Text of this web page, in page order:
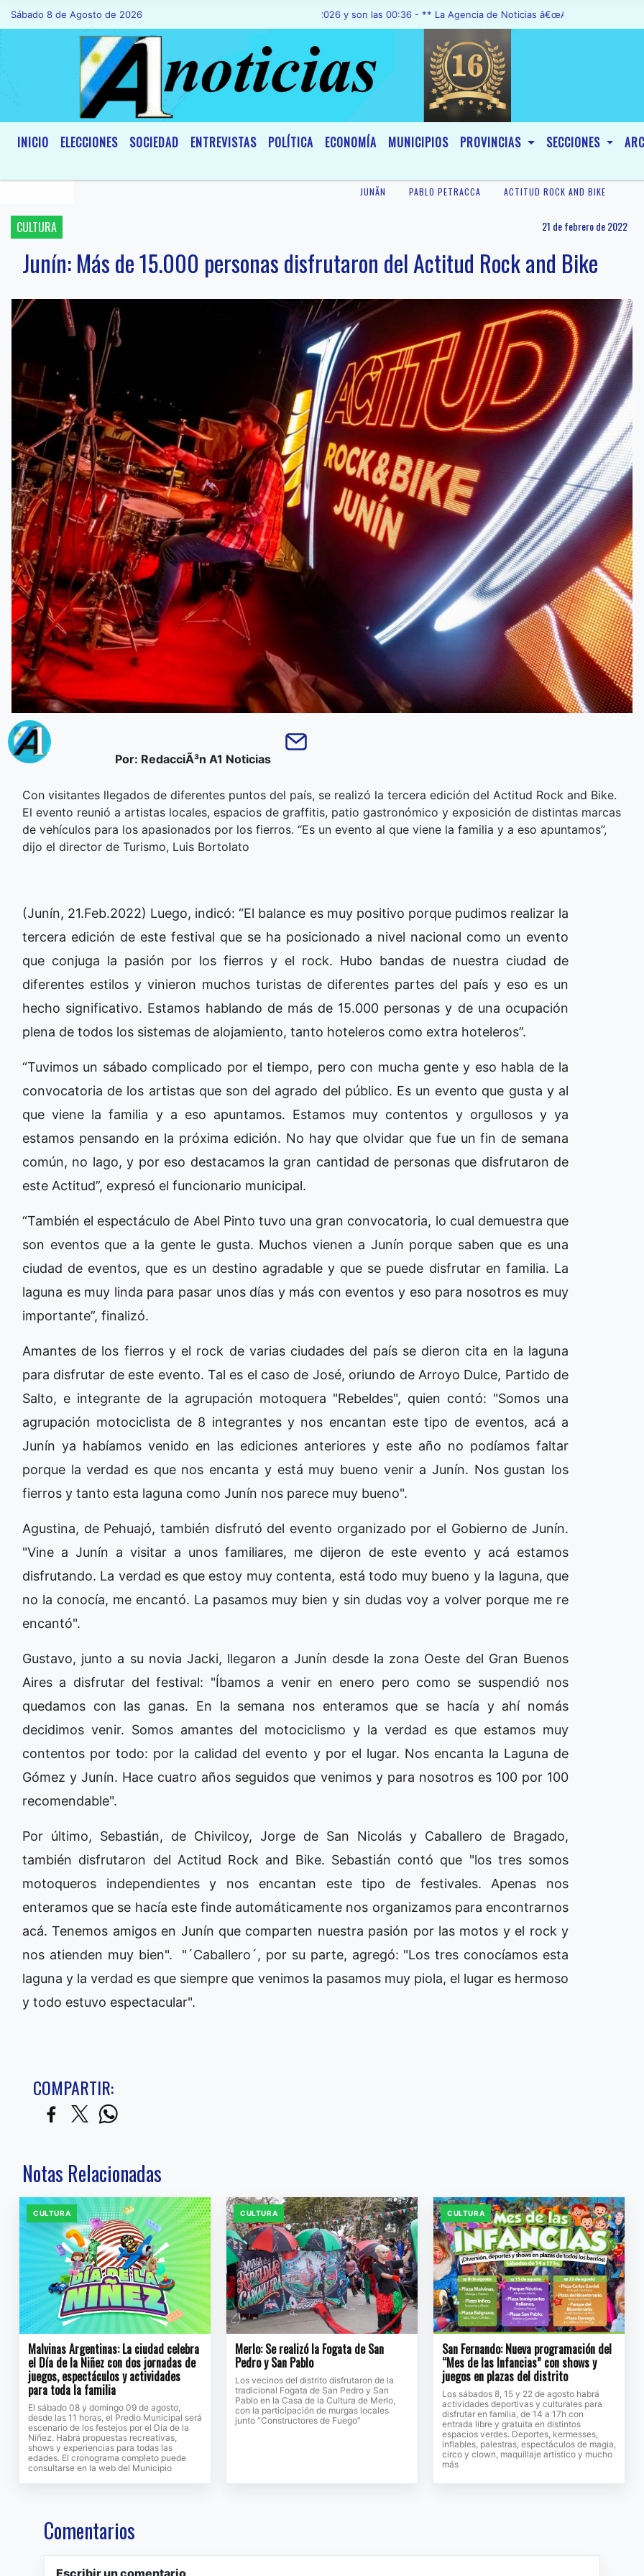
Sábado 8 de Agosto de 2026Hoy es Sábado 8 de Agosto de 2026 y son las 00:36 - ** La Agencia de Noticias â€œA1 Noticiasâ€, fue
INICIO ELECCIONES SOCIEDAD ENTREVISTAS POLÍTICA ECONOMÍA MUNICIPIOS PROVINCIAS SECCIONES
JUNÃ­N PABLO PETRACCA ACTITUD ROCK AND BIKE
CULTURA 21 de febrero de 2022
Junín: Más de 15.000 personas disfrutaron del Actitud Rock and Bike
Por: RedacciÃ³n A1 Noticias
Con visitantes llegados de diferentes puntos del país, se realizó la tercera edición del Actitud Rock and Bike.
El evento reunió a artistas locales, espacios de graffitis, patio gastronómico y exposición de distintas marcas
de vehículos para los apasionados por los fierros. “Es un evento al que viene la familia y a eso apuntamos”,
dijo el director de Turismo, Luis Bortolato
(Junín, 21.Feb.2022) Luego, indicó: “El balance es muy positivo porque pudimos realizar la
tercera edición de este festival que se ha posicionado a nivel nacional como un evento
que conjuga la pasión por los fierros y el rock. Hubo bandas de nuestra ciudad de
diferentes estilos y vinieron muchos turistas de diferentes partes del país y eso es un
hecho significativo. Estamos hablando de más de 15.000 personas y de una ocupación
plena de todos los sistemas de alojamiento, tanto hoteleros como extra hoteleros”.
“Tuvimos un sábado complicado por el tiempo, pero con mucha gente y eso habla de la
convocatoria de los artistas que son del agrado del público. Es un evento que gusta y al
que viene la familia y a eso apuntamos. Estamos muy contentos y orgullosos y ya
estamos pensando en la próxima edición. No hay que olvidar que fue un fin de semana
común, no lago, y por eso destacamos la gran cantidad de personas que disfrutaron de
este Actitud”, expresó el funcionario municipal.
“También el espectáculo de Abel Pinto tuvo una gran convocatoria, lo cual demuestra que
son eventos que a la gente le gusta. Muchos vienen a Junín porque saben que es una
ciudad de eventos, que es un destino agradable y que se puede disfrutar en familia. La
laguna es muy linda para pasar unos días y más con eventos y eso para nosotros es muy
importante”, finalizó.
Amantes de los fierros y el rock de varias ciudades del país se dieron cita en la laguna
para disfrutar de este evento. Tal es el caso de José, oriundo de Arroyo Dulce, Partido de
Salto, e integrante de la agrupación motoquera "Rebeldes", quien contó: "Somos una
agrupación motociclista de 8 integrantes y nos encantan este tipo de eventos, acá a
Junín ya habíamos venido en las ediciones anteriores y este año no podíamos faltar
porque la verdad es que nos encanta y está muy bueno venir a Junín. Nos gustan los
fierros y tanto esta laguna como Junín nos parece muy bueno".
Agustina, de Pehuajó, también disfrutó del evento organizado por el Gobierno de Junín.
"Vine a Junín a visitar a unos familiares, me dijeron de este evento y acá estamos
disfrutando. La verdad es que estoy muy contenta, está todo muy bueno y la laguna, que
no la conocía, me encantó. La pasamos muy bien y sin dudas voy a volver porque me re
encantó".
Gustavo, junto a su novia Jacki, llegaron a Junín desde la zona Oeste del Gran Buenos
Aires a disfrutar del festival: "Íbamos a venir en enero pero como se suspendió nos
quedamos con las ganas. En la semana nos enteramos que se hacía y ahí nomás
decidimos venir. Somos amantes del motociclismo y la verdad es que estamos muy
contentos por todo: por la calidad del evento y por el lugar. Nos encanta la Laguna de
Gómez y Junín. Hace cuatro años seguidos que venimos y para nosotros es 100 por 100
recomendable".
Por último, Sebastián, de Chivilcoy, Jorge de San Nicolás y Caballero de Bragado,
también disfrutaron del Actitud Rock and Bike. Sebastián contó que "los tres somos
motoqueros independientes y nos encantan este tipo de festivales. Apenas nos
enteramos que se hacía este finde automáticamente nos organizamos para encontrarnos
acá. Tenemos amigos en Junín que comparten nuestra pasión por las motos y el rock y
nos atienden muy bien". "´Caballero´, por su parte, agregó: "Los tres conocíamos esta
laguna y la verdad es que siempre que venimos la pasamos muy piola, el lugar es hermoso
y todo estuvo espectacular".
COMPARTIR:
Notas Relacionadas
CULTURA
Malvinas Argentinas: La ciudad celebra
el Día de la Niñez con dos jornadas de
juegos, espectáculos y actividades
para toda la familia
El sábado 08 y domingo 09 de agosto,
desde las 11 horas, el Predio Municipal será
escenario de los festejos por el Día de la
Niñez. Habrá propuestas recreativas,
shows y experiencias para todas las
edades. El cronograma completo puede
consultarse en la web del Municipio
CULTURA
Merlo: Se realizó la Fogata de San
Pedro y San Pablo
Los vecinos del distrito disfrutaron de la
tradicional Fogata de San Pedro y San
Pablo en la Casa de la Cultura de Merlo,
con la participación de murgas locales
junto “Constructores de Fuego”
CULTURA
San Fernando: Nueva programación del
“Mes de las Infancias” con shows y
juegos en plazas del distrito
Los sábados 8, 15 y 22 de agosto habrá
actividades deportivas y culturales para
disfrutar en familia, de 14 a 17h con
entrada libre y gratuita en distintos
espacios verdes. Deportes, kermesses,
inflables, palestras, espectáculos de magia,
circo y clown, maquillaje artístico y mucho
más
Comentarios